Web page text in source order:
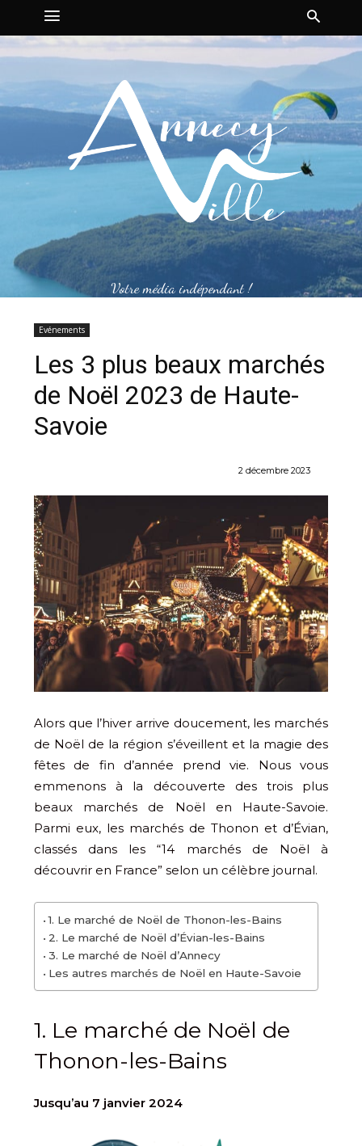
Votre média indépendant !
Evénements
Les 3 plus beaux marchés
de Noël 2023 de Haute-
Savoie
2 décembre 2023
Alors que l’hiver arrive doucement, les marchés
de Noël de la région s’éveillent et la magie des
fêtes de fin d’année prend vie. Nous vous
emmenons à la découverte des trois plus
beaux marchés de Noël en Haute-Savoie.
Parmi eux, les marchés de Thonon et d’Évian,
classés dans les “14 marchés de Noël à
découvrir en France” selon un célèbre journal.
1. Le marché de Noël de Thonon-les-Bains
2. Le marché de Noël d’Évian-les-Bains
3. Le marché de Noël d’Annecy
Les autres marchés de Noël en Haute-Savoie
1. Le marché de Noël de
Thonon-les-Bains
Jusqu’au 7 janvier 2024